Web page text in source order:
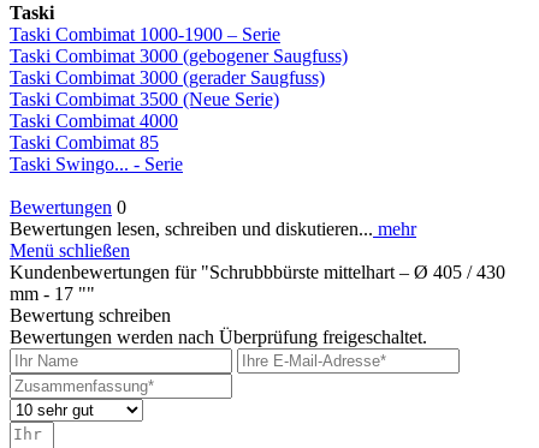
Taski
Taski Combimat 1000-1900 – Serie
Taski Combimat 3000 (gebogener Saugfuss)
Taski Combimat 3000 (gerader Saugfuss)
Taski Combimat 3500 (Neue Serie)
Taski Combimat 4000
Taski Combimat 85
Taski Swingo... - Serie
Bewertungen 0
Bewertungen lesen, schreiben und diskutieren... mehr
Menü schließen
Kundenbewertungen für "Schrubbbürste mittelhart – Ø 405 / 430
mm - 17 ""
Bewertung schreiben
Bewertungen werden nach Überprüfung freigeschaltet.